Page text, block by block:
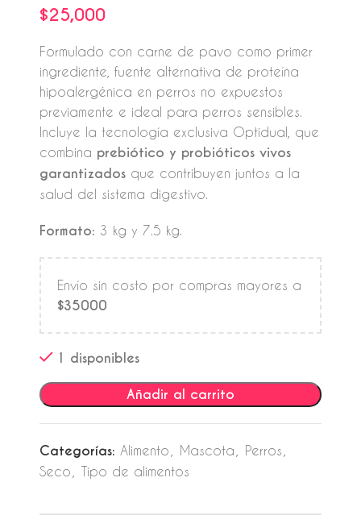
$25,000
Formulado con carne de pavo como primer
ingrediente, fuente alternativa de proteína
hipoalergénica en perros no expuestos
previamente e ideal para perros sensibles.
Incluye la tecnología exclusiva Optidual, que
combina prebiótico y probióticos vivos
garantizados que contribuyen juntos a la
salud del sistema digestivo.
Formato: 3 kg y 7.5 kg.
Envío sin costo por compras mayores a
$35000
1 disponibles
Añadir al carrito
Categorías: Alimento Mascota Perros
Seco
Tipo de alimentos